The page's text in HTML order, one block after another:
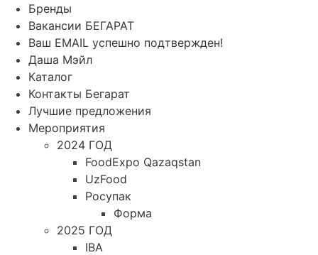
Бренды
Вакансии БЕГАРАТ
Ваш EMAIL успешно подтвержден!
Даша Мэйл
Каталог
Контакты Бегарат
Лучшие предложения
Мероприятия
2024 ГОД
FoodExpo Qazaqstan
UzFood
Росупак
Форма
2025 ГОД
IBA